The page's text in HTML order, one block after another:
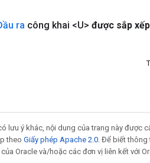
ra công khai <U> được sắp xếp
lưu ý khác, nội dung của trang này được
theo Giấy phép Apache 2.0 . Để biết
Oracle và/hoặc các đơn vị liên kết với